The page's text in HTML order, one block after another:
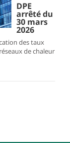
DPE
arrêté du
30 mars
2026
des taux
de chaleur